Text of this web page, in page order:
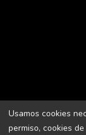
Usamos cookies
permiso, cookies
REVISTA UTIL